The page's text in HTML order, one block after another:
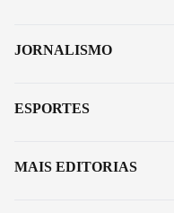
JORNALISMO
ESPORTES
MAIS EDITORIAS